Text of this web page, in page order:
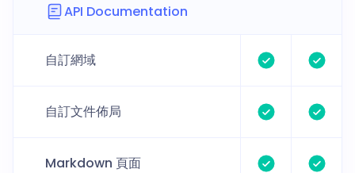
API Documentation
自訂網域
自訂文件佈局
Markdown 頁面